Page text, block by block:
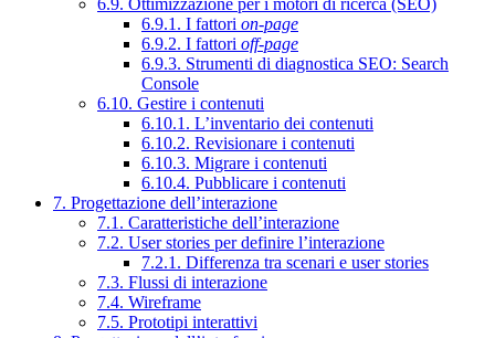
6.9.1. I fattori on-page
6.9.2. I fattori off-page
6.9.3. Strumenti di diagnostica SEO: Search
Console
6.10. Gestire i contenuti
6.10.1. L’inventario dei contenuti
6.10.2. Revisionare i contenuti
6.10.3. Migrare i contenuti
6.10.4. Pubblicare i contenuti
7. Progettazione dell’interazione
7.1. Caratteristiche dell’interazione
7.2. User stories per definire l’interazione
7.2.1. Differenza tra scenari e user stories
7.3. Flussi di interazione
7.4. Wireframe
7.5. Prototipi interattivi